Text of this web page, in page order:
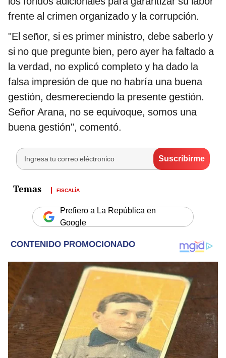
frente al crimen organizado y la corrupción.
"El señor, si es primer ministro, debe saberlo y
si no que pregunte bien, pero ayer ha faltado a
la verdad, no explicó completo y ha dado la
falsa impresión de que no habría una buena
gestión, desmereciendo la presente gestión.
Señor Arana, no se equivoque, somos una
buena gestión", comentó.
FISCALÍA
Prefiero a La República en
Google